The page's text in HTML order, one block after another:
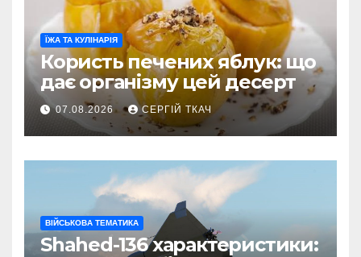
ЇЖА ТА КУЛІНАРІЯ
Користь печених яблук: що
дає організму цей десерт
07.08.2026 СЕРГІЙ ТКАЧ
ВІЙСЬКОВА ТЕМАТИКА
Shahed-136 характеристики: